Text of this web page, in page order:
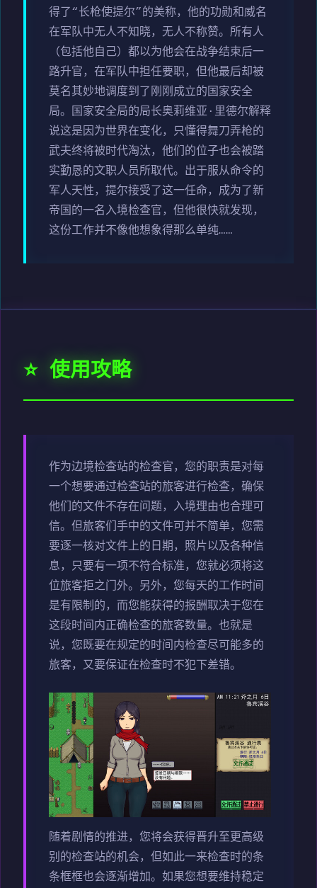
得了“长枪使提尔”的美称，他的功勋和威名
在军队中无人不知晓，无人不称赞。所有人
（包括他自己）都以为他会在战争结束后一
路升官，在军队中担任要职，但他最后却被
莫名其妙地调度到了刚刚成立的国家安全
局。国家安全局的局长奥莉维亚·里德尔解释
说这是因为世界在变化，只懂得舞刀弄枪的
武夫终将被时代淘汰，他们的位子也会被踏
实勤恳的文职人员所取代。出于服从命令的
军人天性，提尔接受了这一任命，成为了新
帝国的一名入境检查官，但他很快就发现，
这份工作并不像他想象得那么单纯……
⭐ 使用攻略
作为边境检查站的检查官，您的职责是对每
一个想要通过检查站的旅客进行检查，确保
他们的文件不存在问题，入境理由也合理可
信。但旅客们手中的文件可并不简单，您需
要逐一核对文件上的日期，照片以及各种信
息，只要有一项不符合标准，您就必须将这
位旅客拒之门外。另外，您每天的工作时间
是有限制的，而您能获得的报酬取决于您在
这段时间内正确检查的旅客数量。也就是
说，您既要在规定的时间内检查尽可能多的
旅客，又要保证在检查时不犯下差错。
随着剧情的推进，您将会获得晋升至更高级
别的检查站的机会，但如此一来检查时的条
条框框也会逐渐增加。如果您想要维持稳定